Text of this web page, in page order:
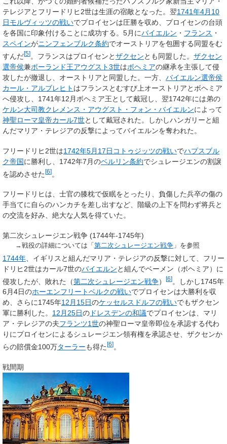
テレジアとフリードリヒ2世は生涯の宿敵となった。翌1741年4月10
日モルヴィッツの戦いでプロイセンは圧勝を収め、プロイセンの台頭
を各国に印象付けることに成功する。5月にバイエルン ・ フランス ・
スペインがニンフェンブルク条約でオーストリアを包囲する同盟をむ
すんだ[5] 。フランスはプロイセンとザクセンとも同盟した。 ザクセン
選帝侯兼ポーランド王アウグスト3世はボヘミアの継承を主張して侵
攻したが撤退し、オーストリアと同盟した。一方、 バイエルン選帝侯
カール・アルブレヒト はフランスとむすび上オーストリアとボヘミア
へ侵攻し、1741年12月ボヘミア王として戴冠し、翌1742年には弟の
ケルン大司教クレメンス・アウグスト・フォン・バイエルンによって
神聖ローマ皇帝カール7世として戴冠された。しかしハンガリーと組
んだマリア・テレジアの反撃によってバイエルンを奪われた。
フリードリヒ2世は1742年5月17日 コトゥジッツの戦いでハプスブル
ク帝国に勝利し、1742年7月のベルリン条約でシュレージエンの割譲
を認めさせた[6]。
フリードリヒは、士官の膝枕で仮眠をとったり、負傷した兵卒の傷の
手当てに自らのハンカチを差し出すなど、階級の上下を問わず将兵と
の交流を好み、絶大な人気を得ていた。
第二次シュレージエン戦争 (1744年-1745年)
→戦役の詳細については「第二次シュレージエン戦争 」を参照
1744年 、イギリスと組んだマリア・テレジアの反撃に対して、フリー
ドリヒ2世はカール7世のバイエルンと組んでベーメン（ボヘミア）に
侵攻したが、敗れた（第二次シュレージエン戦争） [6]。しかし1745年
6月4日のホーエンフリートベルクの戦いでプロイセンは大勝利を収
め、さらに1745年12月15日のケッセルスドルフの戦いでもザクセン
軍に勝利した。 12月25日の ドレスデンの和議でプロイセンは、マリ
ア・テレジアの夫フランツ1世の神聖ローマ皇帝即位を承認する代わ
りにプロイセンによるシュレージエン領有権を承認させ、ザクセンか
らの賠償金100万ターラーも得た [6] 。
戦間期